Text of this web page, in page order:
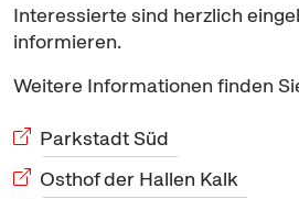
Interessierte sind herzlich
informieren.
Weitere Informationen finden
Parkstadt Süd
Osthof der Hallen Kalk